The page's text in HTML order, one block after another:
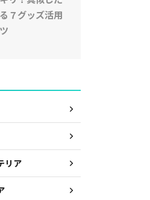
７グッズ活用
リア